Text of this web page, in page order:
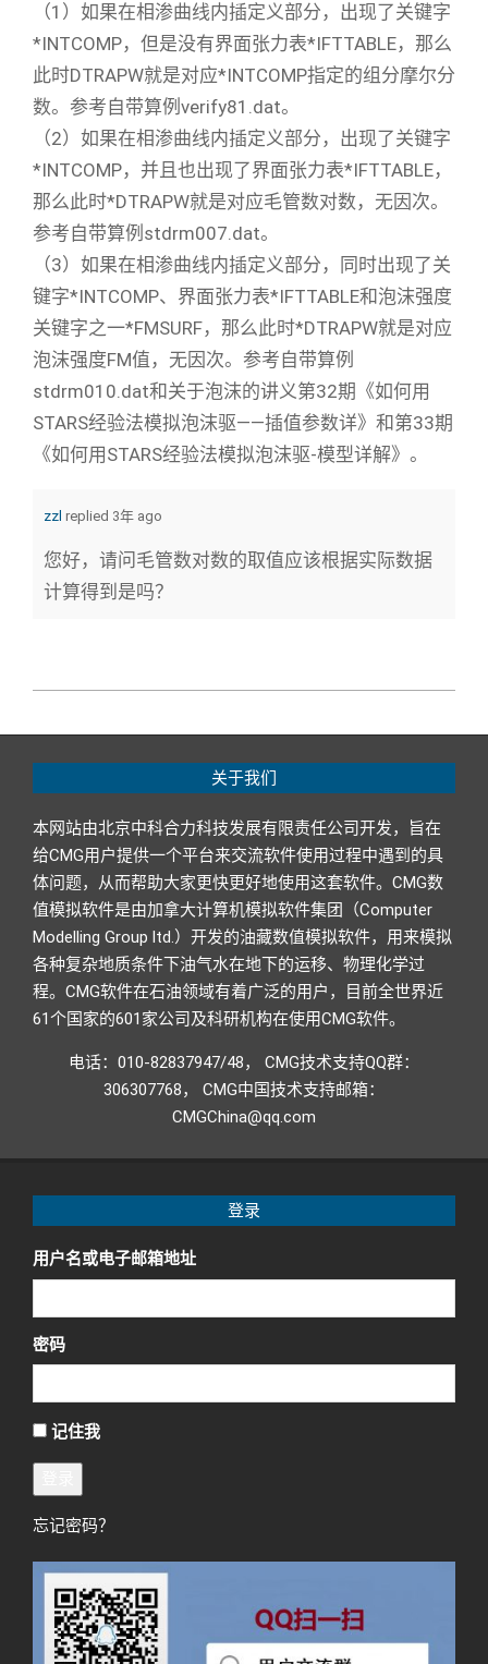
（1）如果在相渗曲线内插定义部分，出现了关键字
*INTCOMP，但是没有界面张力表*IFTTABLE，那么
此时DTRAPW就是对应*INTCOMP指定的组分摩尔分
数。参考自带算例verify81.dat。
（2）如果在相渗曲线内插定义部分，出现了关键字
*INTCOMP，并且也出现了界面张力表*IFTTABLE，
那么此时*DTRAPW就是对应毛管数对数，无因次。
参考自带算例stdrm007.dat。
（3）如果在相渗曲线内插定义部分，同时出现了关
键字*INTCOMP、界面张力表*IFTTABLE和泡沫强度
关键字之一*FMSURF，那么此时*DTRAPW就是对应
泡沫强度FM值，无因次。参考自带算例
stdrm010.dat和关于泡沫的讲义第32期《如何用
STARS经验法模拟泡沫驱——插值参数详》和第33期
《如何用STARS经验法模拟泡沫驱-模型详解》。
zzl replied 3年 ago
您好，请问毛管数对数的取值应该根据实际数据
计算得到是吗？
10-
关于我们
本网站由北京中科合力科技发展有限责任公司开发，旨在
给CMG用户提供一个平台来交流软件使用过程中遇到的具
体问题，从而帮助大家更快更好地使用这套软件。CMG数
值模拟软件是由加拿大计算机模拟软件集团（Computer
Modelling Group ltd.）开发的油藏数值模拟软件，用来模拟
各种复杂地质条件下油气水在地下的运移、物理化学过
程。CMG软件在石油领域有着广泛的用户，目前全世界近
61个国家的601家公司及科研机构在使用CMG软件。
电话：010-82837947/48， CMG技术支持QQ群：
306307768， CMG中国技术支持邮箱：
CMGChina@qq.com
登录
用户名或电子邮箱地址
密码
记住我
忘记密码？